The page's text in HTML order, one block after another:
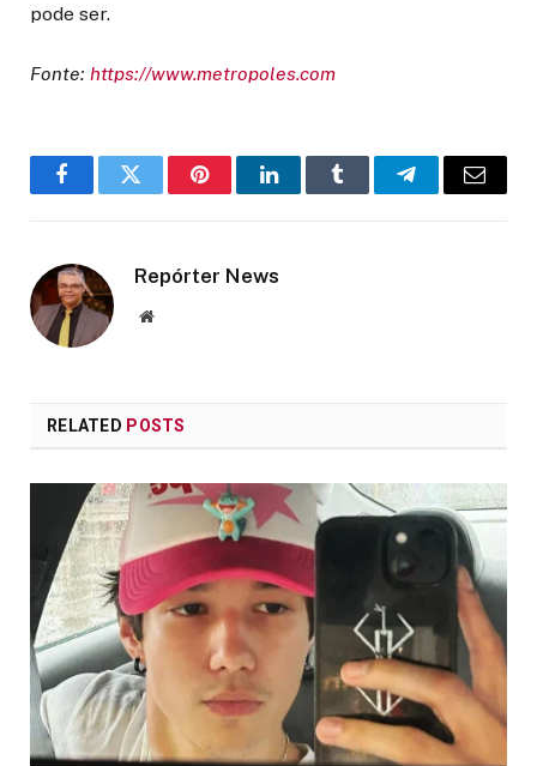
pode ser.
Fonte: https://www.metropoles.com
FacebookTwitter PinterestLinkedInTumblr TelegramEmail
Repórter News
Website
RELATED POSTS